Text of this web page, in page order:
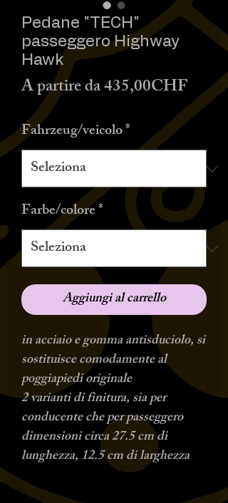
Pedane "TECH"
passeggero Highway
Hawk
A partire da435,00CHFPrezzo
Fahrzeug/veicolo*
Farbe/colore*
Aggiungi al carrello
in acciaio e gomma antisduciolo, si
sostituisce comodamente al
poggiapiedi originale
2 varianti di finitura, sia per
conducente che per passeggero
dimensioni circa 27.5 cm di
lunghezza, 12.5 cm di larghezza